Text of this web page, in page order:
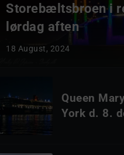
Storebæltsbroen i
lørdag aften
18 August, 2024
Queen
York d. 8.